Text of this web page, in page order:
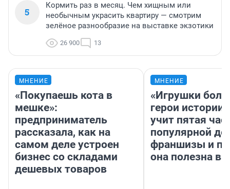
5
Кормить раз в месяц. Чем хищным или
необычным украсить квартиру — смотрим
зелёное разнообразие на выставке экзотики
26 900 13
МНЕНИЕ
«Покупаешь кота в
мешке»:
предприниматель
рассказала, как на
самом деле устроен
бизнес со складами
дешевых товаров
МНЕНИЕ
«Игрушки
герои
учит пятая
популярной
франшизы и
она полезна